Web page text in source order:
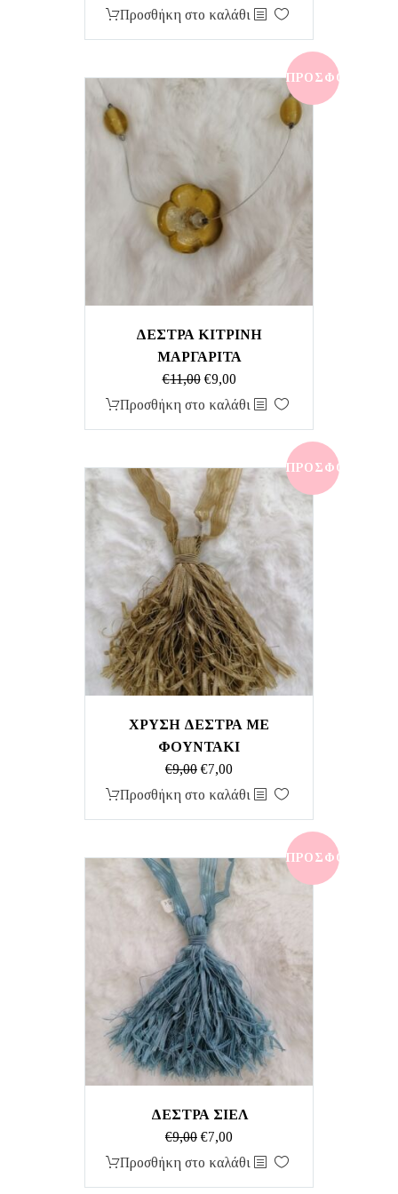
price
τρέχουσα
€13,50.
Προσθήκη στο καλάθι
ΠΡΟΣΦΟΡΆ!
ΔΕΣΤΡΑ ΚΙΤΡΙΝΗ
ΜΑΡΓΑΡΙΤΑ
€11,00 Original
price
€9,00Η
τρέχουσα
€9,00.
Προσθήκη στο καλάθι
ΠΡΟΣΦΟΡΆ!
ΧΡΥΣΗ ΔΕΣΤΡΑ ΜΕ
ΦΟΥΝΤΑΚΙ
€9,00 Original
price
€7,00Η
τρέχουσα
€7,00.
Προσθήκη στο καλάθι
ΠΡΟΣΦΟΡΆ!
ΔΕΣΤΡΑ ΣΙΕΛ
€9,00 Original
price
€7,00Η
τρέχουσα
Προσθήκη στο καλάθι